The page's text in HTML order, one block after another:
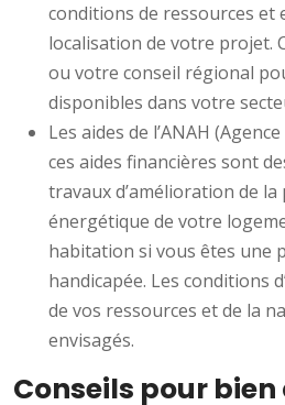
conditions de ressources et
localisation de votre projet.
ou votre conseil régional
disponibles dans votre
Les aides de l’ANAH
ces aides financières sont
travaux d’amélioration de
énergétique de votre
habitation si vous êtes une
handicapée. Les conditions
de vos ressources et de la
envisagés.
Conseils pour